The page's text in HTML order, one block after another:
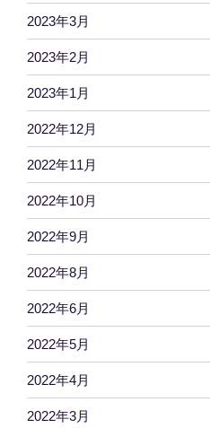
2023年3月
2023年2月
2023年1月
2022年12月
2022年11月
2022年10月
2022年9月
2022年8月
2022年6月
2022年5月
2022年4月
2022年3月